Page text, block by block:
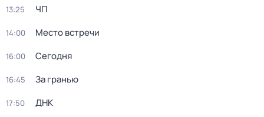
13:25 ЧП
14:00 Место встречи
16:00 Сегодня
16:45 За гранью
17:50 ДНК